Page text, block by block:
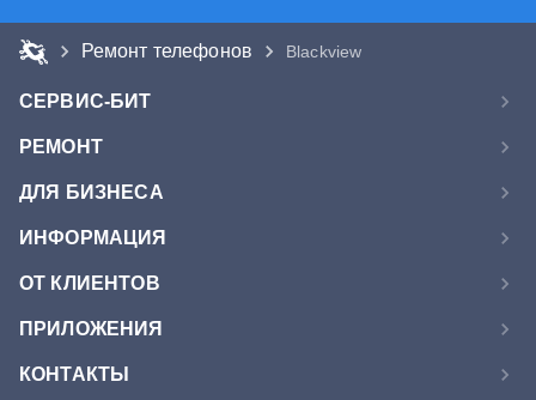
Ремонт телефонов Blackview
СЕРВИС-БИТ
РЕМОНТ
ДЛЯ БИЗНЕСА
ИНФОРМАЦИЯ
ОТ КЛИЕНТОВ
ПРИЛОЖЕНИЯ
КОНТАКТЫ